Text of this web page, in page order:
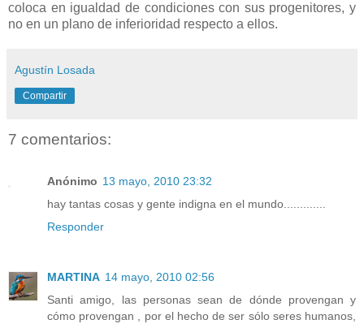
coloca en igualdad de condiciones con sus progenitores, y
no en un plano de inferioridad respecto a ellos.
Agustín Losada
Compartir
7 comentarios:
Anónimo 13 mayo, 2010 23:32
hay tantas cosas y gente indigna en el mundo.............
Responder
MARTINA 14 mayo, 2010 02:56
Santi amigo, las personas sean de dónde provengan y
cómo provengan , por el hecho de ser sólo seres humanos,